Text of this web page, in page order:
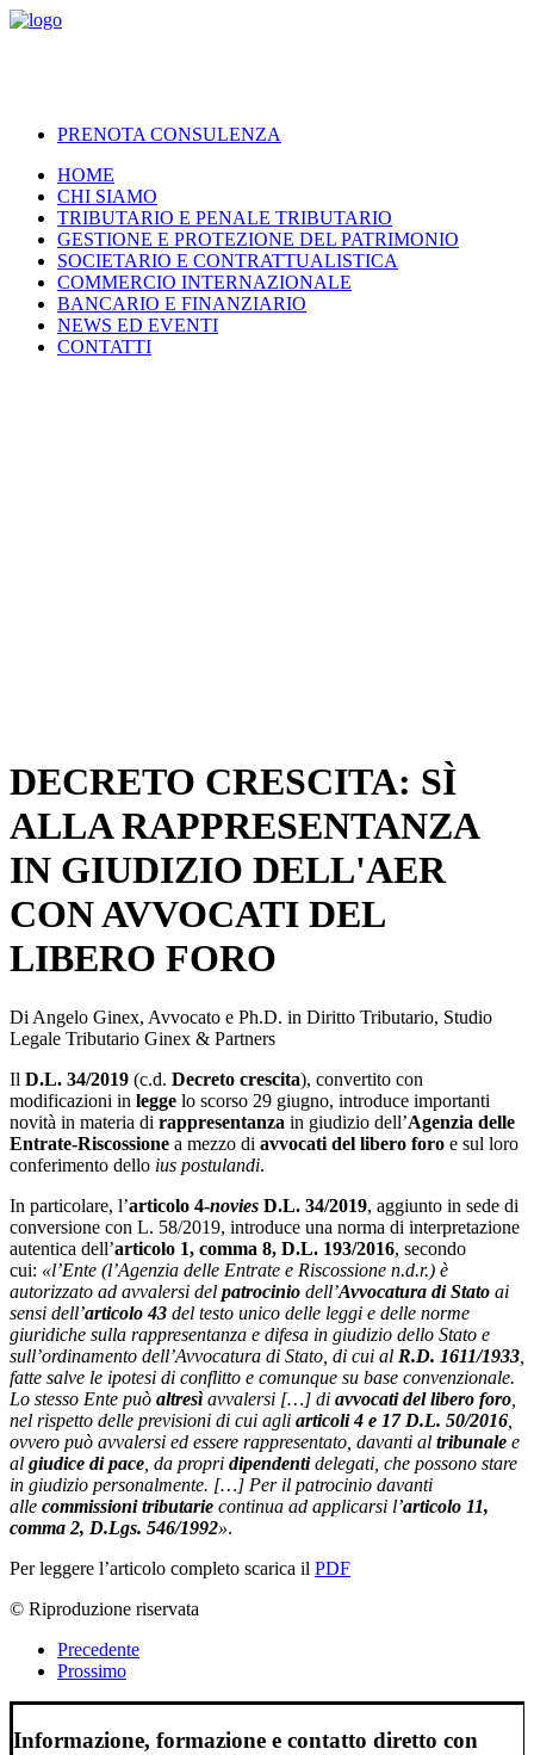
PRENOTA CONSULENZA
HOME
CHI SIAMO
TRIBUTARIO E PENALE TRIBUTARIO
GESTIONE E PROTEZIONE DEL PATRIMONIO
SOCIETARIO E CONTRATTUALISTICA
COMMERCIO INTERNAZIONALE
BANCARIO E FINANZIARIO
NEWS ED EVENTI
CONTATTI
DECRETO CRESCITA: SÌ
ALLA RAPPRESENTANZA
IN GIUDIZIO DELL'AER
CON AVVOCATI DEL
LIBERO FORO
Di Angelo Ginex, Avvocato e Ph.D. in Diritto Tributario, Studio
Legale Tributario Ginex & Partners
Il D.L. 34/2019 (c.d. Decreto crescita), convertito con
modificazioni in legge lo scorso 29 giugno, introduce importanti
novità in materia di rappresentanza in giudizio dell’Agenzia delle
Entrate-Riscossione a mezzo di avvocati del libero foro e sul loro
conferimento dello ius postulandi.
In particolare, l’articolo 4-novies D.L. 34/2019, aggiunto in sede di
conversione con L. 58/2019, introduce una norma di interpretazione
autentica dell’articolo 1, comma 8, D.L. 193/2016, secondo
cui: «l’Ente (l’Agenzia delle Entrate e Riscossione n.d.r.) è
autorizzato ad avvalersi del patrocinio dell’Avvocatura di Stato ai
sensi dell’articolo 43 del testo unico delle leggi e delle norme
giuridiche sulla rappresentanza e difesa in giudizio dello Stato e
sull’ordinamento dell’Avvocatura di Stato, di cui al R.D. 1611/1933
fatte salve le ipotesi di conflitto e comunque su base convenzionale.
Lo stesso Ente può altresì avvalersi […] di avvocati del libero foro
nel rispetto delle previsioni di cui agli articoli 4 e 17 D.L. 50/2016
ovvero può avvalersi ed essere rappresentato, davanti al tribunale e
al giudice di pace , da propri dipendentidelegati, che possono stare
in giudizio personalmente. […] Per il patrocinio davanti
alle commissioni tributarie continua ad applicarsi l’articolo 11,
comma 2, D.Lgs. 546/1992».
Per leggere l’articolo completo scarica il PDF
© Riproduzione riservata
Precedente
Prossimo
Informazione, formazione e contatto diretto con